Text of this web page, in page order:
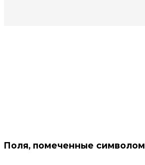
Поля, помеченные символом